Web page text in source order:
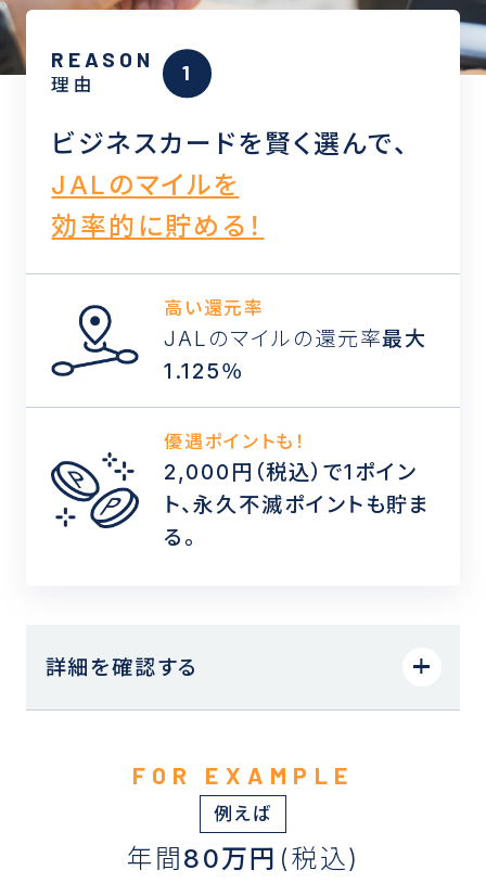
REASON
理由
ビジネスカードを賢く選んで、
JALのマイルを
効率的に貯める！
高い還元率
JALのマイルの還元率最大
1.125％
優遇ポイントも！
2,000円（税込）で1ポイン
ト、永久不滅ポイントも貯ま
る。
詳細を確認する
例えば
年間 80万円 (税込)